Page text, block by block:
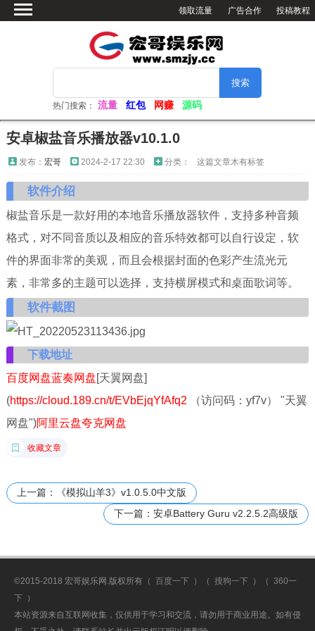
投稿教程
广告合作
领取流量
热门搜索： 流量 红包 网赚 源码
视频解析
电脑壁纸
安卓椒盐音乐播放器v10.1.0
发布： 宏哥 2024-2-17 22:30 分类： 这篇文章木有标签
软件介绍
椒盐音乐是一款好用的本地音乐播放器软件，支持多种音频
格式，对不同音质以及相应的音乐特效都可以自行设定，软
件的界面非常的美观，而且会根据封面的色彩产生流光元
素，非常多的主题可以选择，支持横屏模式和桌面歌词等。
软件截图
下载地址
百度网盘蓝奏网盘[天翼网盘]
(https://cloud.189.cn/t/EVbEjqYfAfq2 （访问码：yf7v） "天翼
网盘")阿里云盘夸克网盘
收藏文章
上一篇：《模拟山羊3》v1.0.5.0中文版
下一篇：安卓Battery Guru v2.2.5.2高级版
©2015-2018 宏哥娱乐网.版权所有（ 百度一下 ）（ 搜狗一下 ）（ 360一
下 ）
本站资源来自互联网收集，仅供用于学习和交流，请勿用于商业用途。如有侵